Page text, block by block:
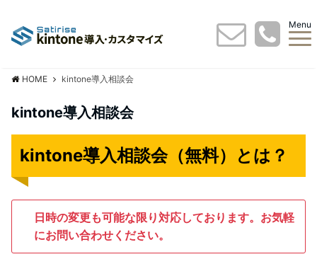
Menu
HOME kintone導入相談会
kintone導入相談会
kintone導入相談会（無料）とは？
日時の変更も可能な限り対応しております。お気軽
にお問い合わせください。